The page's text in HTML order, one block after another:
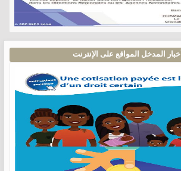
أخبار المدخل المواقع على الإنترنت